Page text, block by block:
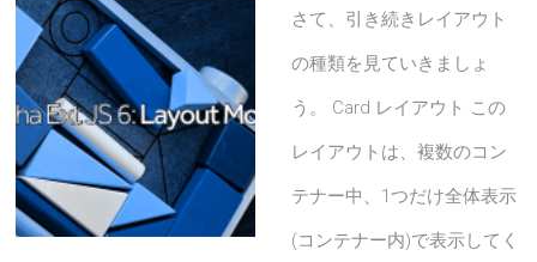
さて、引き続きレイアウト
の種類を見ていきましょ
う。 Card レイアウト この
レイアウトは、複数のコン
テナー中、1つだけ全体表示
(コンテナー内)で表示してく